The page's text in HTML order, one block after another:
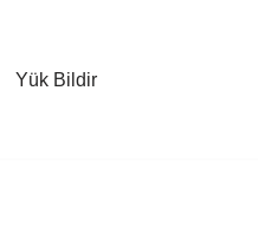
Yük Bildir